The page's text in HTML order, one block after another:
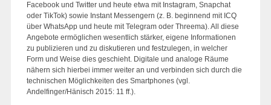
Facebook und Twitter und heute etwa mit Instagram, Snapchat
oder TikTok) sowie Instant Messengern (z. B. beginnend mit ICQ
über WhatsApp und heute mit Telegram oder Threema). All diese
Angebote ermöglichen wesentlich stärker, eigene Informationen
zu publizieren und zu diskutieren und festzulegen, in welcher
Form und Weise dies geschieht. Digitale und analoge Räume
nähern sich hierbei immer weiter an und verbinden sich durch die
technischen Möglichkeiten des Smartphones (vgl.
Andelfinger/Hänisch 2015: 11 ff.).